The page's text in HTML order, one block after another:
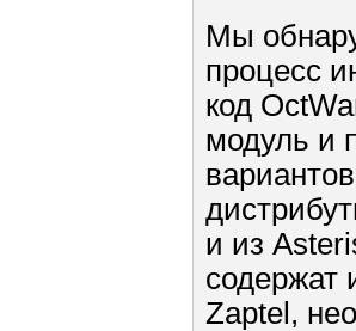
Мы
процесс
код
модуль и
и из
содержат
Zaptel,